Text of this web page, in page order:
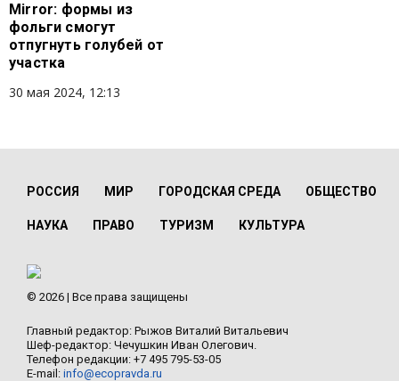
Mirror: формы из
фольги смогут
отпугнуть голубей от
участка
30 мая 2024, 12:13
РОССИЯ МИР ГОРОДСКАЯ СРЕДА ОБЩЕСТВО
НАУКА ПРАВО ТУРИЗМ КУЛЬТУРА
© 2026 | Все права защищены
Главный редактор: Рыжов Виталий Витальевич
Шеф-редактор: Чечушкин Иван Олегович.
Телефон редакции: +7 495 795-53-05
E-mail: info@ecopravda.ru